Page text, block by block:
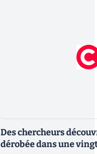
Des chercheurs
dérobée dans une